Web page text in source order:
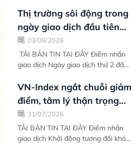
giao dịch về sau VN-Index càng
cho thấy...
Thị trường sôi động trong
ngày giao dịch đầu tiên
của tháng mới - Bản tin
thị...
03/08/2026
TẢI BẢN TIN TẠI ĐÂY Điểm nhấn
giao dịch Ngày giao dịch thứ 2 đầu
sắc xanh giúp VN-Index chinh phục
hoàn...
VN-Index ngắt chuỗi giảm
điểm, tâm lý thận trọng
khiến kết tuần chưa trọn
vẹn -...
31/07/2026
TẢI BẢN TIN TẠI ĐÂY Điểm nhấn
giao dịch Khởi động tương đối khó